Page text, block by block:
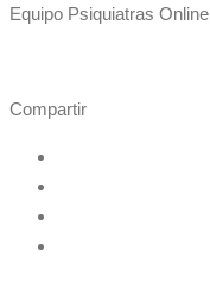
Equipo Psiquiatras Online
Compartir